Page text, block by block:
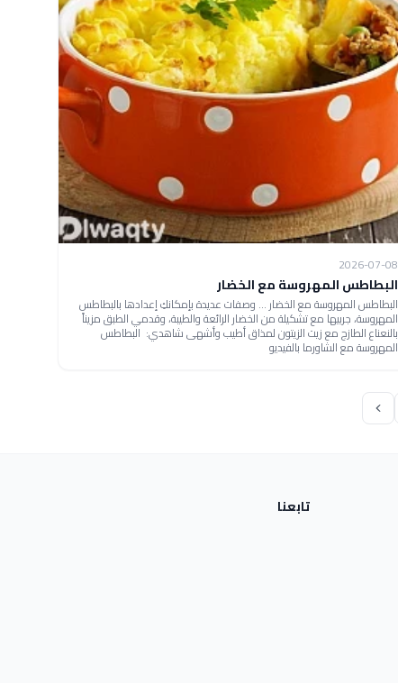
2026-07-08
البطاطس المهروسة مع الخضار
البطاطس المهروسة مع الخضار ... وصفات عديدة بإمكانكِ إعدادها بالبطاطس
المهروسة، جربيها مع تشكيلة من الخضار الرائعة والطيبة، وقدمي الطبق مزيناً
بالنعناع الطازج مع زيت الزيتون لمذاق أطيب وأشهى شاهدي: البطاطس
المهروسة مع الشاورما بالفيديو
تابعنا